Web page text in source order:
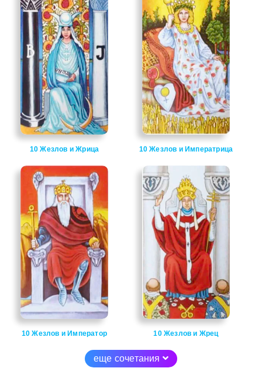
10 Жезлов и Жрица 10 Жезлов и Императрица
10 Жезлов и Император 10 Жезлов и Жрец
еще сочетания